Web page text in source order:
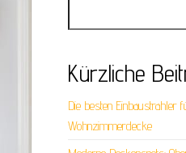
Kürzliche
Die besten Einbaustrahler
Wohnzimmerdecke